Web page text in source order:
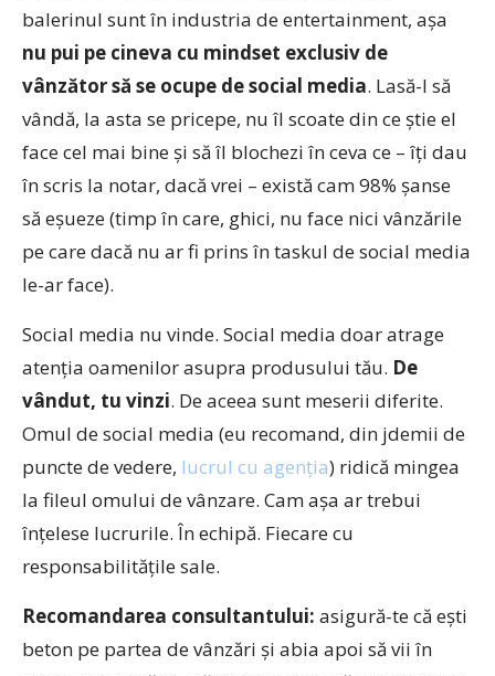
balerinul sunt în industria de entertainment, așa
nu pui pe cineva cu mindset exclusiv de
vânzător să se ocupe de social media. Lasă-l să
vândă, la asta se pricepe, nu îl scoate din ce știe el
face cel mai bine și să îl blochezi în ceva ce – îți dau
în scris la notar, dacă vrei – există cam 98% șanse
să eșueze (timp în care, ghici, nu face nici vânzările
pe care dacă nu ar fi prins în taskul de social media
le-ar face).
Social media nu vinde. Social media doar atrage
atenția oamenilor asupra produsului tău. De
vândut, tu vinzi. De aceea sunt meserii diferite.
Omul de social media (eu recomand, din jdemii de
puncte de vedere, lucrul cu agenția) ridică mingea
la fileul omului de vânzare. Cam așa ar trebui
înțelese lucrurile. În echipă. Fiecare cu
responsabilitățile sale.
Recomandarea consultantului: asigură-te că ești
beton pe partea de vânzări și abia apoi să vii în